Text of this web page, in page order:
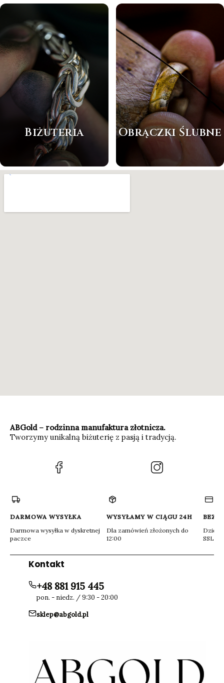
Biżuteria Obrączki Ślubne
ABGold – rodzinna manufaktura złotnicza.
Tworzymy unikalną biżuterię z pasją i tradycją.
(Otwiera
się
DARMOWA WYSYŁKA
Darmowa wysyłka w dyskretnej
paczce
WYSYŁAMY W CIĄGU 24H
Dla zamówień złożonych do
12:00
Dzięki
SSL
Kontakt
+48 881 915 445
pon. - niedz. / 9:30 - 20:00
sklep@abgold.pl